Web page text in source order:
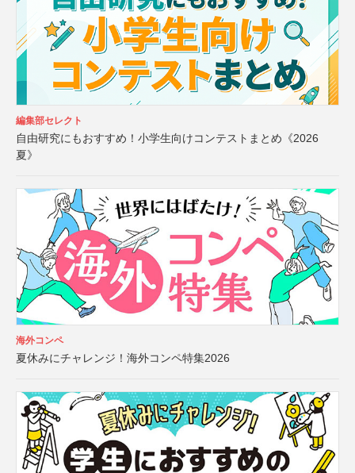
編集部セレクト
自由研究にもおすすめ！小学生向けコンテストまとめ《2026
夏》
海外コンペ
夏休みにチャレンジ！海外コンペ特集2026